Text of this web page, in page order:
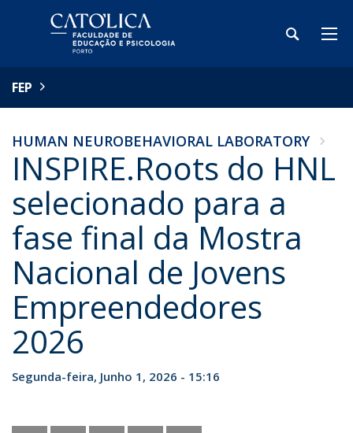
FEP
HUMAN NEUROBEHAVIORAL LABORATORY
INSPIRE.Roots do HNL
selecionado para a
fase final da Mostra
Nacional de Jovens
Empreendedores
2026
Segunda-feira, Junho 1, 2026 - 15:16